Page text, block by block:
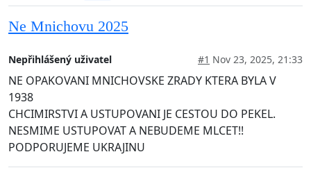
Ne Mnichovu 2025
Nepřihlášený uživatel #1 Nov 23, 2025, 21:33
NE OPAKOVANI MNICHOVSKE ZRADY KTERA BYLA V
1938
CHCIMIRSTVI A USTUPOVANI JE CESTOU DO PEKEL.
NESMIME USTUPOVAT A NEBUDEME MLCET!!
PODPORUJEME UKRAJINU